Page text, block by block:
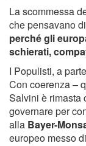
La scommessa
che pensavano
perché gli
schierati,
I Populisti, a
Con coerenza –
Salvini è rimasta
governare per
alla Bayer-
europeo messo